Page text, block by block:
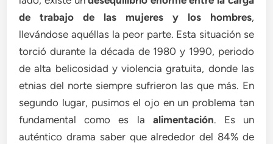
de trabajo de las mujeres y los hombres,
llevándose aquéllas la peor parte. Esta situación se
torció durante la década de 1980 y 1990, periodo
de alta belicosidad y violencia gratuita, donde las
etnias del norte siempre sufrieron las que más. En
segundo lugar, pusimos el ojo en un problema tan
fundamental como es la alimentación. Es un
auténtico drama saber que alrededor del 84% de